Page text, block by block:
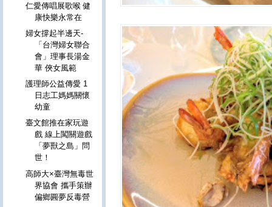
仁愛傳唱展歌喉 健
康快樂永常在
婦女撐起半邊天-
「台灣婦女聯合
會」理事長湯金
華 俠女風範
護理師公益傳愛 1
日志工媽媽關懷
幼童
臺文館推在家玩遊
戲 線上闖關遊戲
「夢獸之島」問
世！
高師大×臺灣無毒世
界協會 攜手策辦
偏鄉圓夢反毒營